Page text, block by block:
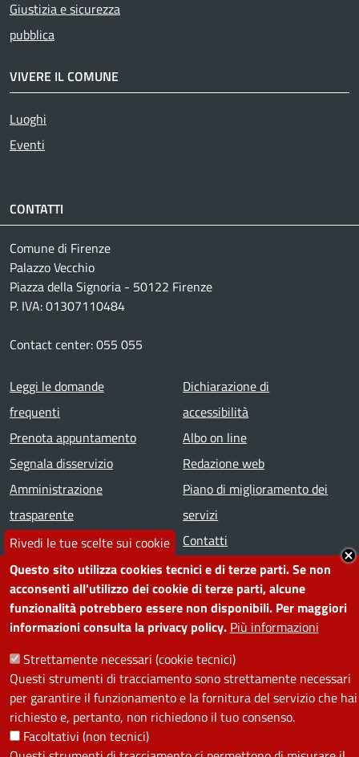
Rivedi le tue scelte sui cookie
Questo sito utilizza cookies tecnici e di terze parti. Se non
acconsenti all'utilizzo dei cookie di terze parti, alcune
funzionalità potrebbero essere non disponibili. Per maggiori
informazioni consulta la privacy policy. Più informazioni
Strettamente necessari (cookie tecnici)
Questi strumenti di tracciamento sono strettamente necessari
per garantire il funzionamento e la fornitura del servizio che hai
richiesto e, pertanto, non richiedono il tuo consenso.
Facoltativi (non tecnici)
Giustizia e sicurezza
pubblica
VIVERE IL COMUNE
Luoghi
Eventi
CONTATTI
Comune di Firenze
Palazzo Vecchio
Piazza della Signoria - 50122 Firenze
P. IVA: 01307110484
Contact center: 055 055
Footer menu
Leggi le domande
frequenti
Prenota appuntamento
Segnala disservizio
Amministrazione
trasparente
Note legali
Dichiarazione di
accessibilità
Albo on line
Redazione web
Piano di miglioramento dei
servizi
Contatti
SEGUICI SU
FacebookInstagram
YouTube
TelegramWhatsApp
TwitterLinkedin
PRIVACY
Useful links section
La Privacy nel Comune
PRIVACY